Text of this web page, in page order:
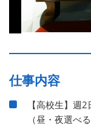
仕事内容
【高校生】週
（昼・夜選べ